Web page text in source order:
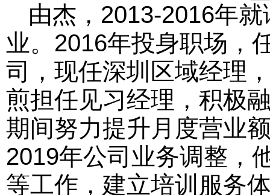
由杰，2013-2016年
业。2016年投身职场，
司，现任深圳区域经理
煎担任见习经理，积极
期间努力提升月度营业
2019年公司业务调整，
等工作，建立培训服务